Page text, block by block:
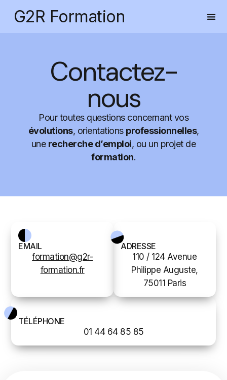
G2R Formation
Contactez-
nous
Pour toutes questions concernant vos
évolutions, orientations professionnelles,
une recherche d’emploi, ou un projet de
formation.
EMAIL
formation@g2r-
formation.fr
ADRESSE
110 / 124 Avenue
Philippe Auguste,
75011 Paris
TÉLÉPHONE
01 44 64 85 85